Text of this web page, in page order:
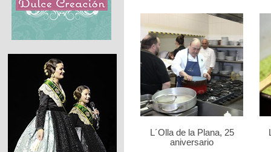
L´Olla de la Plana, 25
aniversario